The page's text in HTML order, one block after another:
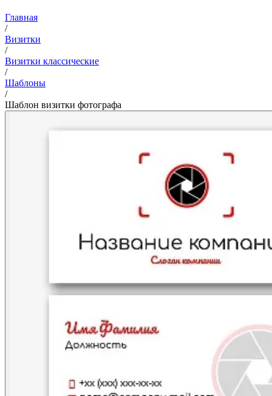
Главная
/
Визитки
/
Визитки классические
/
Шаблоны
/
Шаблон визитки фотографа